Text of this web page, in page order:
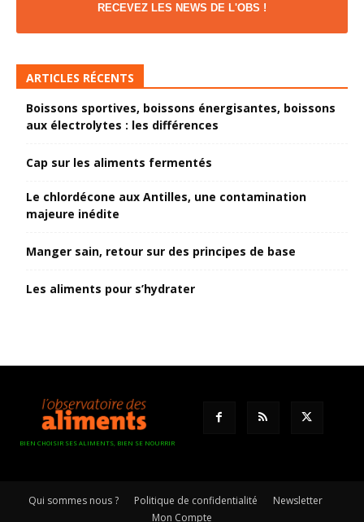
RECEVEZ LES NEWS DE L'OBS !
ARTICLES RÉCENTS
Boissons sportives, boissons énergisantes, boissons
aux électrolytes : les différences
Cap sur les aliments fermentés
Le chlordécone aux Antilles, une contamination
majeure inédite
Manger sain, retour sur des principes de base
Les aliments pour s’hydrater
BIEN CHOISIR SES ALIMENTS, BIEN SE NOURRIR
Qui sommes nous ? Politique de confidentialité
Newsletter
Mon Compte